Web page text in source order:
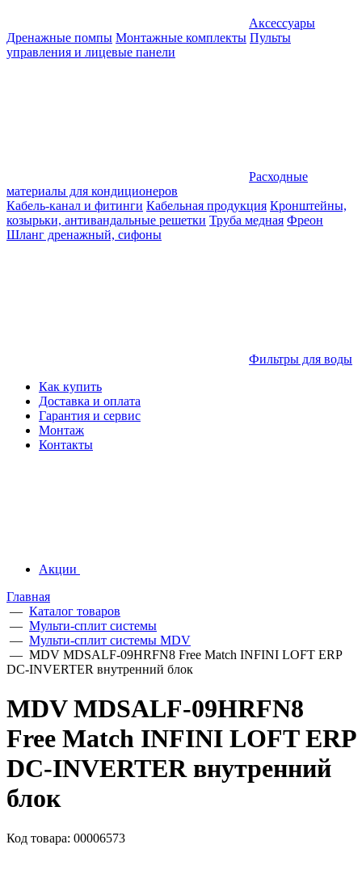
Аксессуары
Дренажные помпы Монтажные комплекты Пульты
управления и лицевые панели
Расходные
материалы для кондиционеров
Кабель-канал и фитинги Кабельная продукция Кронштейны,
козырьки, антивандальные решетки Труба медная Фреон
Шланг дренажный, сифоны
Фильтры для воды
Как купить
Доставка и оплата
Гарантия и сервис
Монтаж
Контакты
Акции
Главная
— Каталог товаров
— Мульти-сплит системы
— Мульти-сплит системы MDV
— MDV MDSALF-09HRFN8 Free Match INFINI LOFT ERP
DC-INVERTER внутренний блок
MDV MDSALF-09HRFN8
Free Match INFINI LOFT ERP
DC-INVERTER внутренний
блок
Код товара: 00006573